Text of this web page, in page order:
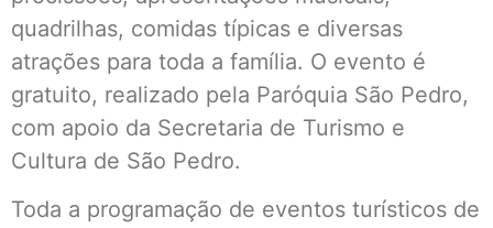
quadrilhas, comidas típicas e diversas
atrações para toda a família. O evento é
gratuito, realizado pela Paróquia São Pedro,
com apoio da Secretaria de Turismo e
Cultura de São Pedro.
Toda a programação de eventos turísticos de